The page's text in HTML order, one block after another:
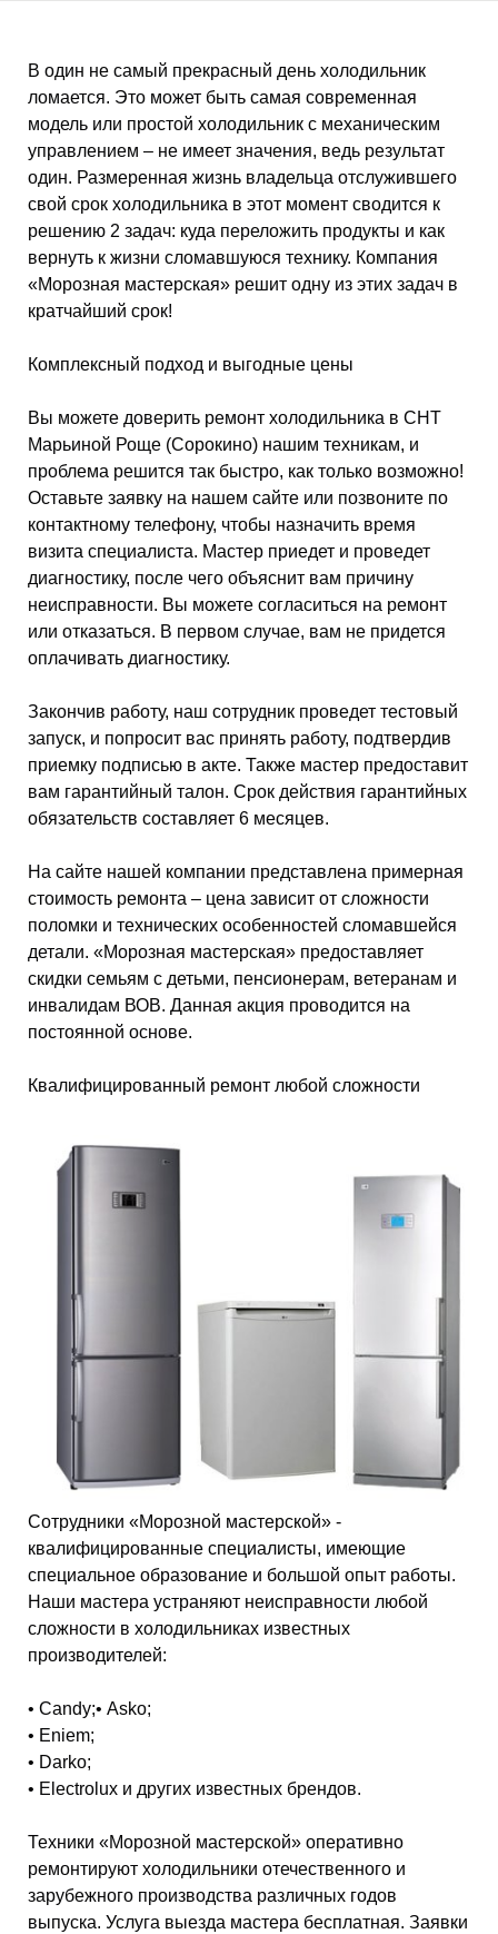
В один не самый прекрасный день холодильник
ломается. Это может быть самая современная
модель или простой холодильник с механическим
управлением – не имеет значения, ведь результат
один. Размеренная жизнь владельца отслужившего
свой срок холодильника в этот момент сводится к
решению 2 задач: куда переложить продукты и как
вернуть к жизни сломавшуюся технику. Компания
«Морозная мастерская» решит одну из этих задач в
кратчайший срок!
Комплексный подход и выгодные цены
Вы можете доверить ремонт холодильника в СНТ
Марьиной Роще (Сорокино) нашим техникам, и
проблема решится так быстро, как только возможно!
Оставьте заявку на нашем сайте или позвоните по
контактному телефону, чтобы назначить время
визита специалиста. Мастер приедет и проведет
диагностику, после чего объяснит вам причину
неисправности. Вы можете согласиться на ремонт
или отказаться. В первом случае, вам не придется
оплачивать диагностику.
Закончив работу, наш сотрудник проведет тестовый
запуск, и попросит вас принять работу, подтвердив
приемку подписью в акте. Также мастер предоставит
вам гарантийный талон. Срок действия гарантийных
обязательств составляет 6 месяцев.
На сайте нашей компании представлена примерная
стоимость ремонта – цена зависит от сложности
поломки и технических особенностей сломавшейся
детали. «Морозная мастерская» предоставляет
скидки семьям с детьми, пенсионерам, ветеранам и
инвалидам ВОВ. Данная акция проводится на
постоянной основе.
Квалифицированный ремонт любой сложности
Сотрудники «Морозной мастерской» -
квалифицированные специалисты, имеющие
специальное образование и большой опыт работы.
Наши мастера устраняют неисправности любой
сложности в холодильниках известных
производителей:
• Candy;• Asko;
• Eniem;
• Darko;
• Electrolux и других известных брендов.
Техники «Морозной мастерской» оперативно
ремонтируют холодильники отечественного и
зарубежного производства различных годов
выпуска. Услуга выезда мастера бесплатная. Заявки